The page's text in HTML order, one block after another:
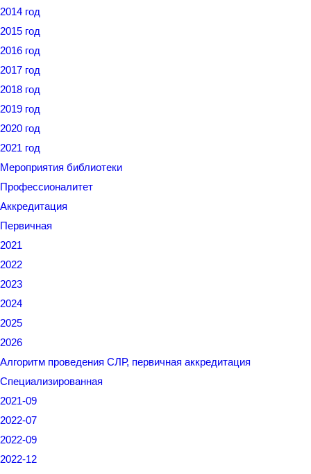
2014 год
2015 год
2016 год
2017 год
2018 год
2019 год
2020 год
2021 год
Мероприятия библиотеки
Профессионалитет
Аккредитация
Первичная
2021
2022
2023
2024
2025
2026
Алгоритм проведения СЛР, первичная аккредитация
Специализированная
2021-09
2022-07
2022-09
2022-12